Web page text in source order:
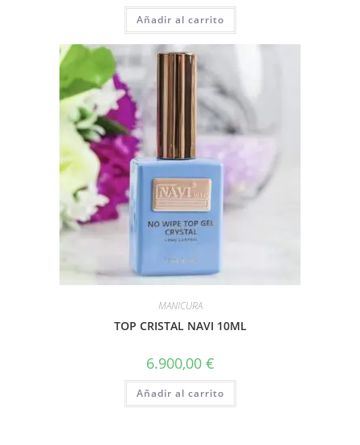
Añadir al carrito
MANICURA
TOP CRISTAL NAVI 10ML
6.900,00 €
Añadir al carrito